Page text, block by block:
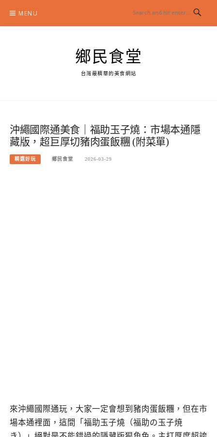
content
MENU
鄉民食堂
台灣最精華的美食網站
沖繩國際通美食｜福助玉子燒：市場本通隱
藏版，超巨厚切豬肉蛋飯糰 (附菜單)
精選好玩 鄉民食堂 2026-03-29
來沖繩國際通玩，大家一定會想到豬肉蛋飯糰，但在市
場本通裡面，這間「福助玉子燒（福助の玉子焼